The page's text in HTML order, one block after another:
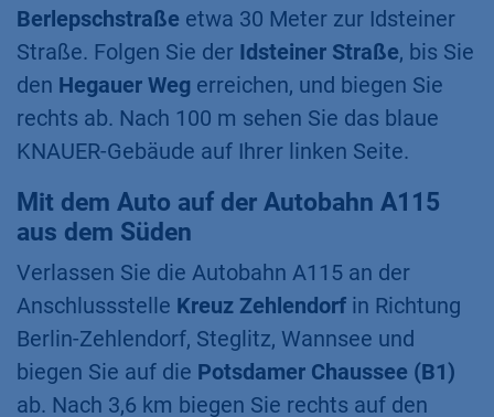
Berlepschstraße etwa 30 Meter zur Idsteiner
Straße. Folgen Sie der Idsteiner Straße, bis Sie
den Hegauer Weg erreichen, und biegen Sie
rechts ab. Nach 100 m sehen Sie das blaue
KNAUER-Gebäude auf Ihrer linken Seite.
Mit dem Auto auf der Autobahn A115
aus dem Süden
Verlassen Sie die Autobahn A115 an der
Anschlussstelle Kreuz Zehlendorf in Richtung
Berlin-Zehlendorf, Steglitz, Wannsee und
biegen Sie auf die Potsdamer Chaussee (B1)
ab. Nach 3,6 km biegen Sie rechts auf den